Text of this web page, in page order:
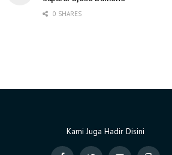
0 SHARES
Kami Juga Hadir Disini